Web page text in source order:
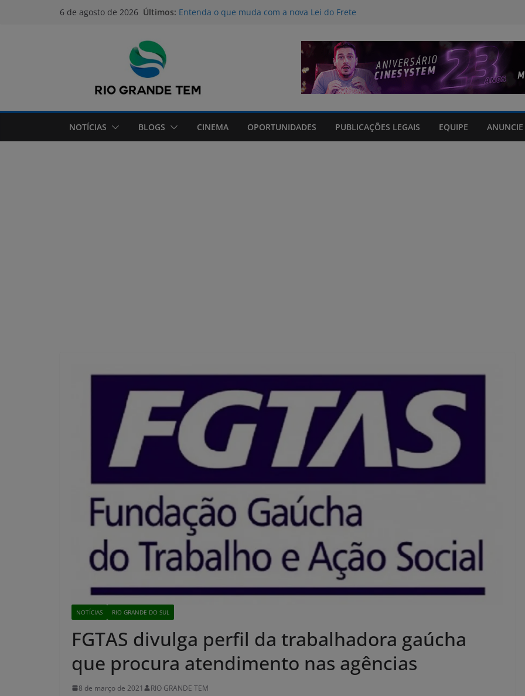
6 de agosto de 2026 Últimos: Entenda o que muda com a nova Lei do Frete
Anvisa proíbe produtos sem registro que prometiam
Medicamento reduz em até 85% internações no SUS por
Lei prorroga uso do FGTS em hospitais filantrópicos ligados
NOTÍCIAS
BLOGS CINEMA OPORTUNIDADES PUBLICAÇÕES LEGAIS EQUIPE ANUNCIE
NOTÍCIAS RIO GRANDE DO SUL
FGTAS divulga perfil da trabalhadora gaúcha
que procura atendimento nas agências
8 de março de 2021 RIO GRANDE TEM